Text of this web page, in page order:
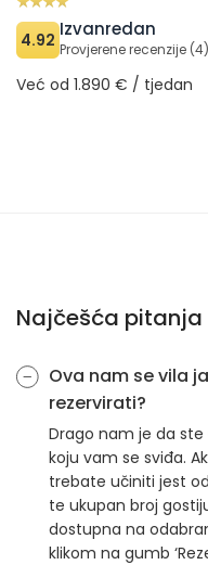
4.92 Izvanredan
Provjerene recenzije (4)
Već od 1.890 € / tjedan
Najčešća pitanja
Ova nam se vila
rezervirati?
Drago nam je da
koju vam se sviđa.
trebate učiniti jest
te ukupan broj
dostupna na
klikom na gumb